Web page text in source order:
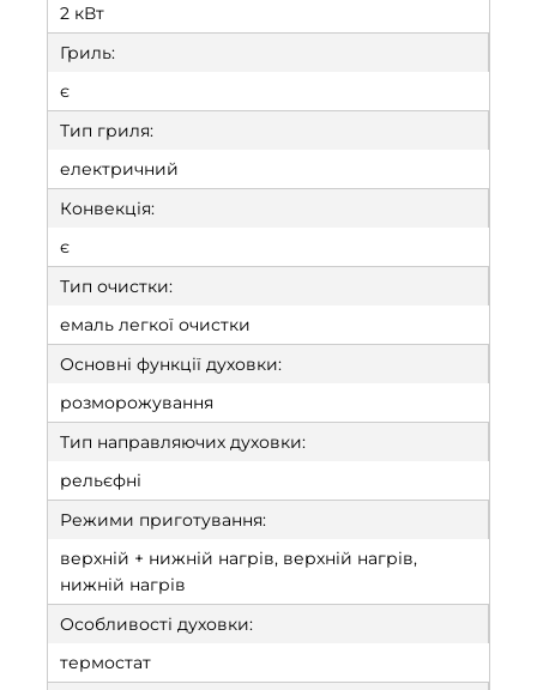
2 кВт
Гриль:
є
Тип гриля:
електричний
Конвекція:
є
Тип очистки:
емаль легкої очистки
Основні функції духовки:
розморожування
Тип направляючих духовки:
рельєфні
Режими приготування:
верхній + нижній нагрів, верхній нагрів,
нижній нагрів
Особливості духовки:
термостат